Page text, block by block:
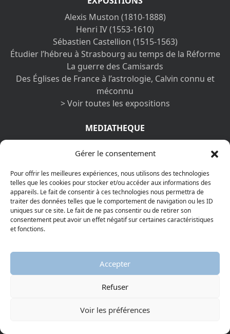
Gérer le consentement
Pour offrir les meilleures expériences, nous utilisons des technologies
telles que les cookies pour stocker et/ou accéder aux informations des
appareils. Le fait de consentir à ces technologies nous permettra de
traiter des données telles que le comportement de navigation ou les ID
uniques sur ce site. Le fait de ne pas consentir ou de retirer son
consentement peut avoir un effet négatif sur certaines caractéristiques
et fonctions.
Accepter
Refuser
Voir les préférences
Alexis Muston (1810-1888)
Henri IV (1553-1610)
Sébastien Castellion (1515-1563)
Étudier l’hébreu à Strasbourg au temps de la Réforme
La guerre des Camisards
Des Églises de France à l’astrologie, Calvin connu et
méconnu
> Voir toutes les expositions
MEDIATHEQUE
Vidéos
Podcasts
Ebooks
PAGES PRATIQUES
Faire un don
Mon compte
Médiathèque
Glossaire
Mentions légales